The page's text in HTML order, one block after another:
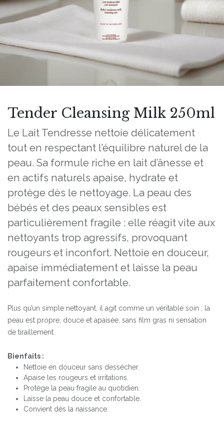
Tender Cleansing Milk 250ml
Le Lait Tendresse nettoie délicatement
tout en respectant l’équilibre naturel de la
peau. Sa formule riche en lait d’ânesse et
en actifs naturels apaise, hydrate et
protège dès le nettoyage. La peau des
bébés et des peaux sensibles est
particulièrement fragile : elle réagit vite aux
nettoyants trop agressifs, provoquant
rougeurs et inconfort. Nettoie en douceur,
apaise immédiatement et laisse la peau
parfaitement confortable.
Plus qu’un simple nettoyant, il agit comme un véritable soin : la
peau est propre, douce et apaisée, sans film gras ni sensation
de tiraillement.
Bienfaits :
Nettoie en douceur sans dessécher.
Apaise les rougeurs et irritations.
Protège la peau fragile au quotidien.
Laisse la peau douce et confortable.
Convient dès la naissance.